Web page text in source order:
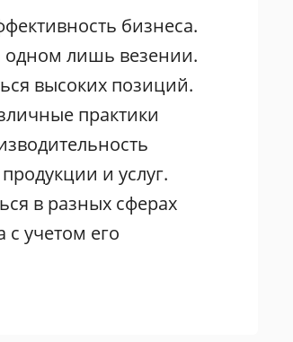
бизнеса.
одном лишь везении.
высоких позиций.
практики
и услуг.
в разных сферах
с учетом его